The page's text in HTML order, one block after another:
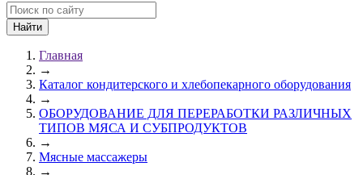
Главная
→
Каталог кондитерского и хлебопекарного оборудования
→
ОБОРУДОВАНИЕ ДЛЯ ПЕРЕРАБОТКИ РАЗЛИЧНЫХ
ТИПОВ МЯСА И СУБПРОДУКТОВ
→
Мясные массажеры
→